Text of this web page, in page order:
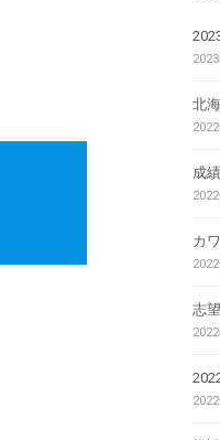
北
成
カ
志